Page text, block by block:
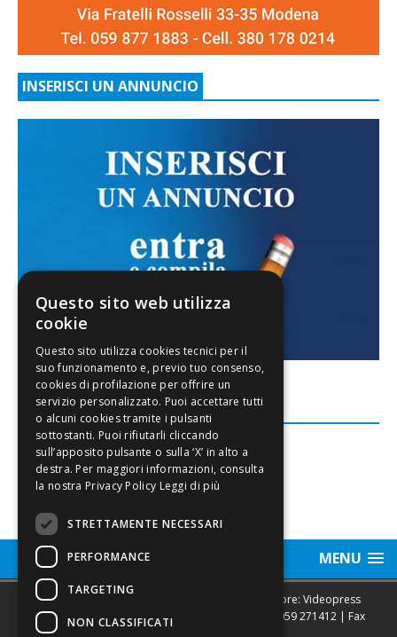
INSERISCI UN ANNUNCIO
FACEBOOK
MENU
Sede legale, Redazione, pubblicità e annunci Editore: Videopress
Modena S.r.l. via Emilia Est, 402/6 - Modena | Tel.
059 271412 | Fax
Questo sito web utilizza
cookie
Leggi di più
STRETTAMENTE NECESSARI
PERFORMANCE
TARGETING
NON CLASSIFICATI